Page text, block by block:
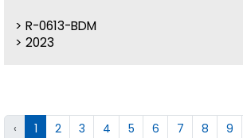
R-0613-BDM
2023
‹ 1 2 3 4 5 6 7 8 9